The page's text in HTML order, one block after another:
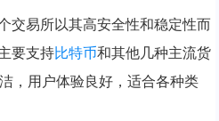
交易所以其高安全性和稳定性而
要支持比特币和其他几种主流货
，用户体验良好，适合各种类